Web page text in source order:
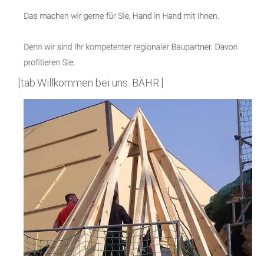
[tab:Willkommen bei uns. BÄHR.]